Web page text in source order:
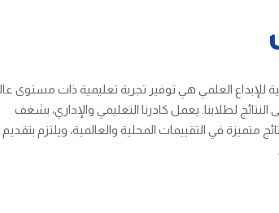
للإبداع العلمي هي توفير تجربة تعليمية ذات مستوى
لطلابنا. يعمل كادرنا التعليمي والإداري، بشغف
متميزة في التقييمات المحلية والعالمية، ويلتزم بتقديم